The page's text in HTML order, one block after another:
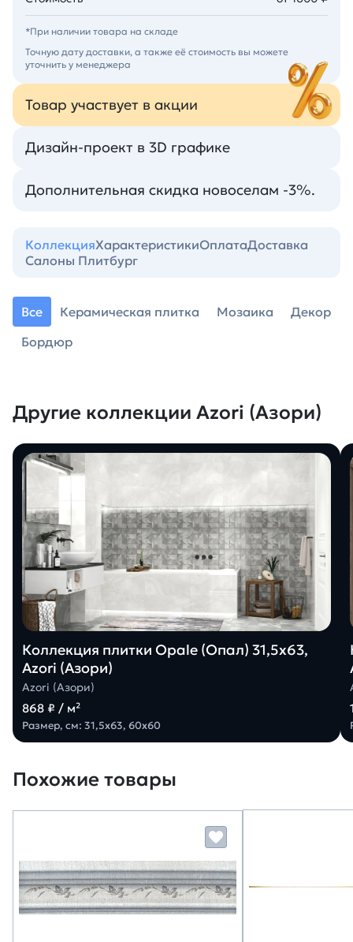
*При наличии товара на складе
Точную дату доставки, а также её стоимость вы можете
уточнить у менеджера
Товар участвует в акции
Дизайн-проект в 3D графике
Дополнительная скидка новоселам -3%.
КоллекцияХарактеристикиОплатаДоставка
Салоны Плитбург
Все Керамическая плитка Мозаика
Декор
Бордюр
Другие коллекции Azori (Азори)
Коллекция плитки Opale (Опал) 31,5х63,
Azori (Азори)
Azori (Азори)
868 ₽ / м²
Размер, см: 31,5х63, 60х60
Похожие товары